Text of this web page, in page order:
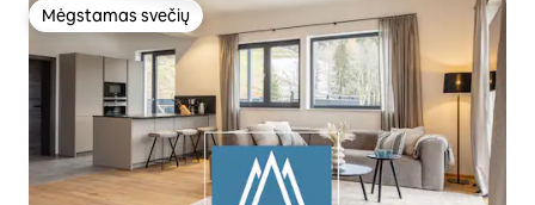
Mėgstamas svečių
Mėgstamas svečių